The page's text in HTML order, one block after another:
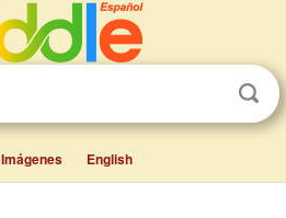
Imágenes English